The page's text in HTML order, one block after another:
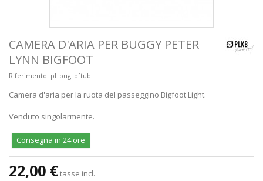
CAMERA D'ARIA PER BUGGY PETER
LYNN BIGFOOT
Riferimento: pl_bug_bftub
Camera d'aria per la ruota del passeggino Bigfoot Light.
Venduto singolarmente.
Consegna in 24 ore
22,00 €tasse incl.